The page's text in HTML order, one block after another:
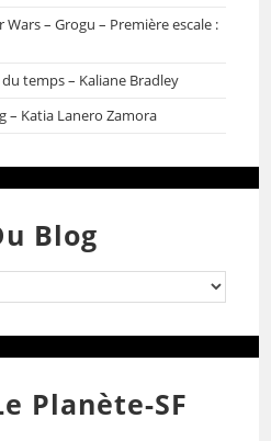
Wars – Grogu – Première escale :
temps – Kaliane Bradley
– Katia Lanero Zamora
Blog
Planète-SF